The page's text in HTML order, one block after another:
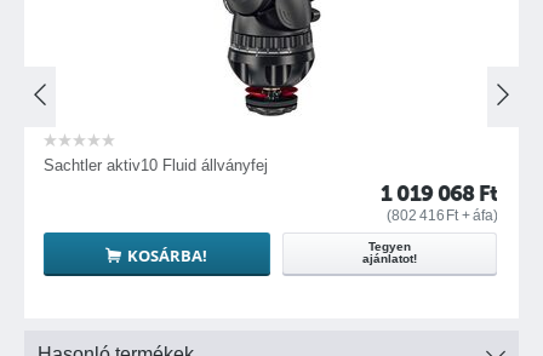
Sachtler aktiv10 Fluid állványfej
1 019 068 Ft
(802 416 Ft+ áfa)
KOSÁRBA!
Tegyen
ajánlatot!